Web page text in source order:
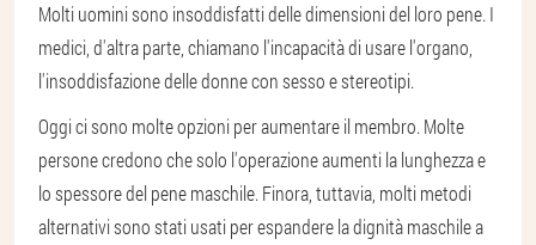
Molti uomini sono insoddisfatti delle dimensioni del loro pene. I
medici, d'altra parte, chiamano l'incapacità di usare l'organo,
l'insoddisfazione delle donne con sesso e stereotipi.
Oggi ci sono molte opzioni per aumentare il membro. Molte
persone credono che solo l'operazione aumenti la lunghezza e
lo spessore del pene maschile. Finora, tuttavia, molti metodi
alternativi sono stati usati per espandere la dignità maschile a